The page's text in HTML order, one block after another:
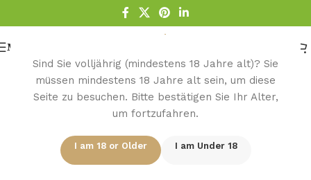
Sind Sie volljährig (mindestens 18 Jahre alt)? Sie
müssen mindestens 18 Jahre alt sein, um diese
Seite zu besuchen. Bitte bestätigen Sie Ihr Alter,
um fortzufahren.
I am 18 or Older I am Under 18
Menu
Startseite /Pfeife